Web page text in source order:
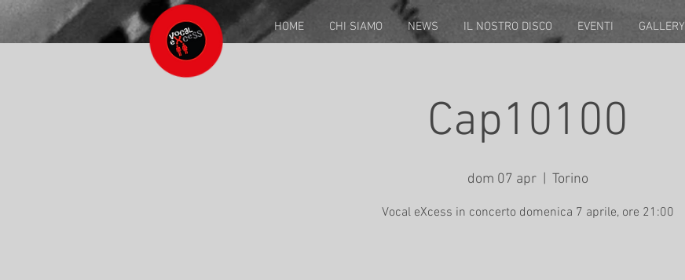
HOME CHI SIAMO NEWS IL NOSTRO DISCO EVENTI GALLERY
Cap10100
dom 07 apr Torino
Vocal eXcess in concerto domenica 7 aprile, ore 21:00